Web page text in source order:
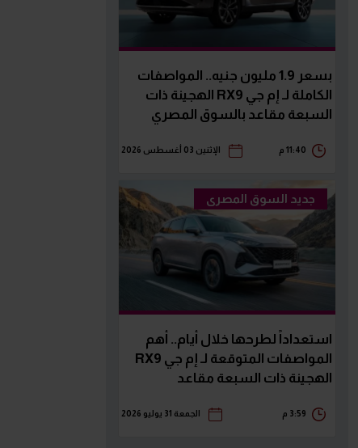
بسعر 1.9 مليون جنيه.. المواصفات
الكاملة لـ إم جي RX9 الهجينة ذات
السبعة مقاعد بالسوق المصري
11:40 م الإثنين 03 أغسطس 2026
جديد السوق المصرى
استعداداً لطرحها خلال أيام.. أهم
المواصفات المتوقعة لـ إم جي RX9
الهجينة ذات السبعة مقاعد
3:59 م الجمعة 31 يوليو 2026